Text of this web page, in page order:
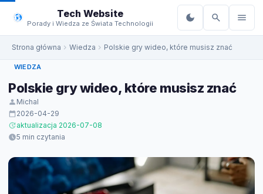
do
treści
Tech Website
Porady i Wiedza ze Świata Technologii
Strona główna Wiedza Polskie gry wideo, które musisz znać
WIEDZA
Polskie gry wideo, które musisz znać
Michal
2026-04-29
aktualizacja 2026-07-08
5 min czytania